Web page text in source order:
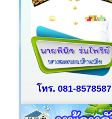
โทร. 081-8578587